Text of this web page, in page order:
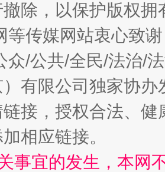
成刚被判无期
除，以保护版权
等传媒网站衷心致
众/公共/全民/法治/
有限公司独家协
接，授权合法、
相应链接。
事宜的发生，本网